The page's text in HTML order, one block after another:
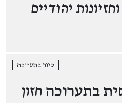
יהודיים
סיור בתערוכה
בתערוכה חזון